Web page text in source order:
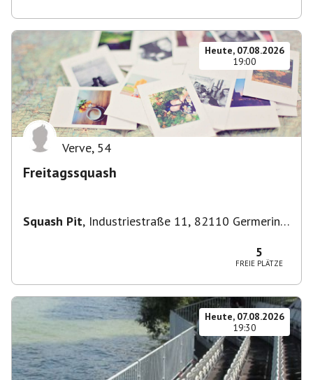
Heute, 07.08.2026
19:00
Verve, 54
Freitagssquash
Squash Pit, Industriestraße 11, 82110 Germering,
5
FREIE PLÄTZE
Heute, 07.08.2026
19:30